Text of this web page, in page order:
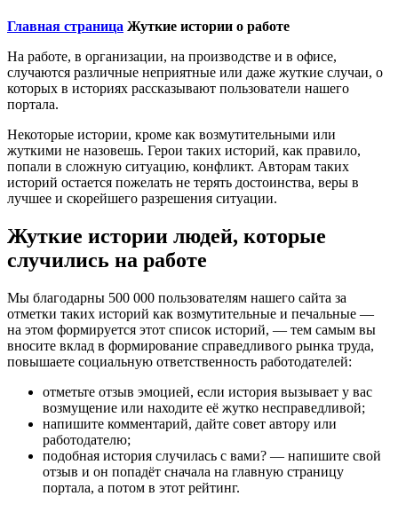
Главная страница Жуткие истории о работе
На работе, в организации, на производстве и в офисе,
случаются различные неприятные или даже жуткие случаи, о
которых в историях рассказывают пользователи нашего
портала.
Некоторые истории, кроме как возмутительными или
жуткими не назовешь. Герои таких историй, как правило,
попали в сложную ситуацию, конфликт. Авторам таких
историй остается пожелать не терять достоинства, веры в
лучшее и скорейшего разрешения ситуации.
Жуткие истории людей, которые
случились на работе
Мы благодарны 500 000 пользователям нашего сайта за
отметки таких историй как возмутительные и печальные —
на этом формируется этот список историй, — тем самым вы
вносите вклад в формирование справедливого рынка труда,
повышаете социальную ответственность работодателей:
отметьте отзыв эмоцией, если история вызывает у вас
возмущение или находите её жутко несправедливой;
напишите комментарий, дайте совет автору или
работодателю;
подобная история случилась с вами? — напишите свой
отзыв и он попадёт сначала на главную страницу
портала, а потом в этот рейтинг.